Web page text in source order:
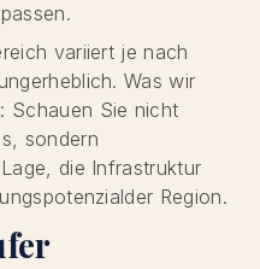
variiert je nach
Was wir
Schauen Sie nicht
sondern
die Infrastruktur
Region.